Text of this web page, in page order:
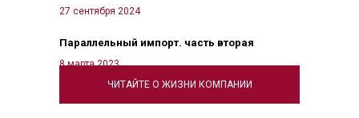
ЧИТАЙТЕ О ЖИЗНИ КОМПАНИИ
27 сентября 2024
Параллельный импорт. часть вторая
8 марта 2023